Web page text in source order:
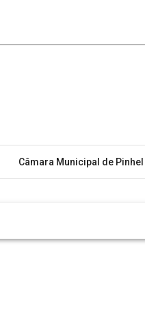
Câmara Municipal de Pinhel